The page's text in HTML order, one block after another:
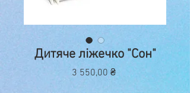
Дитяче ліжечко "Сон"
3 550,00 ₴Ціна